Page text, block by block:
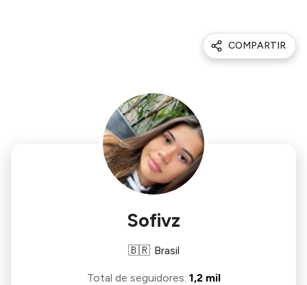
COMPARTIR
Sofivz
🇧🇷 Brasil
Total de seguidores: 1,2 mil